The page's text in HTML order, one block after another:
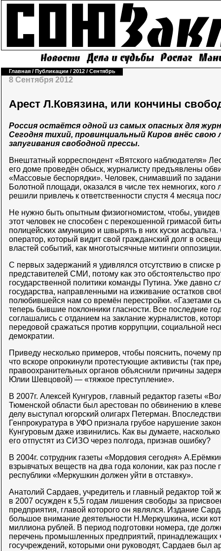
Главная / Публикации / 2012 / Сентябрь
8 Сентября 2012
Арест Л.Ковязина, или кончины
Россия остаётся одной из самых опасных для
Сегодня тихий, провинциальный Киров внёс свою
запугивания свободной прессы.
Внештатный корреспондент «Вятского наблюдателя»
его доме проведён обыск, журналисту предъявлены
«Массовые беспорядки». Человек, снимавший по
Болотной площади, оказался в числе тех немногих,
решили привлечь к ответственности спустя 4 месяца
Не нужно быть опытным физиогномистом, чтобы,
этот человек не способен с перекошенной гримасой
полицейских амуницию и швырять в них куски
оператор, который видит свой гражданский долг в
властей событий, как многотысячные митинги оппозиции.
С первых задержаний я удивлялся отсутствию в списке
представителей СМИ, потому как это обстоятельство
государственной политики команды Путина. Уже давно
государства, направленными на изживание остатков
полюбившейся нам со времён перестройки. «Газетами
теперь бывшие поклонники гласности. Все последние
соглашались с отданием на заклание журналистов,
передовой сражаться против коррупции, социальной
демократии.
Приведу несколько примеров, чтобы пояснить, почему
что вскоре опрокинули протестующие активисты (так
правоохранительных органов объяснили причины
Юлии Шевцовой) — «тяжкое преступление».
В 2007г. Алексей Кунгуров, главный редактор газеты
Тюменской области был арестован по обвинению в
делу выступал югорский олигарх Петерман.
Генпрокуратура в УФО признала грубое нарушение
Кунгуровым даже извинились. Как вы думаете, насколько
его отпустят из СИЗО через полгода, признав ошибку?
В 2004г. сотрудник газеты «Мордовия сегодня»
взрывчатых веществ на два года колонии, как раз после
республики «Меркушкин должен уйти в отставку».
Анатолий Сардаев, учредитель и главный редактор той
в 2007 осужден к 5,5 годам лишения свободы за
предприятия, главой которого он являлся. Издание
большое внимание деятельности Н.Меркушкина, иски
миллиона рублей. В период подготовки номера, где
перечень промышленных предприятий, принадлежащих
госучреждений, которыми они руководят, Сардаев был